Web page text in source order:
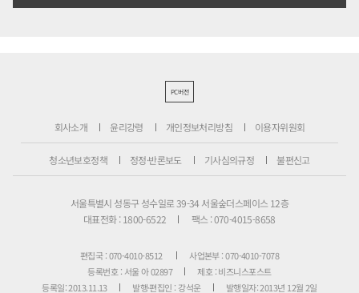
PC버전
회사소개 윤리강령 개인정보처리방침 이용자위원회
청소년보호정책 정정·반론보도 기사심의규정 불편신고
서울특별시 성동구 성수일로 39-34 서울숲더스페이스 12층
대표전화 : 1800-6522
팩스 : 070-4015-8658
편집국 : 070-4010-8512
사업본부 : 070-4010-7078
등록번호 : 서울 아 02897
제호 : 비즈니스포스트
등록일: 2013.11.13
발행·편집인 : 강석운 발행일자: 2013년 12월 2일